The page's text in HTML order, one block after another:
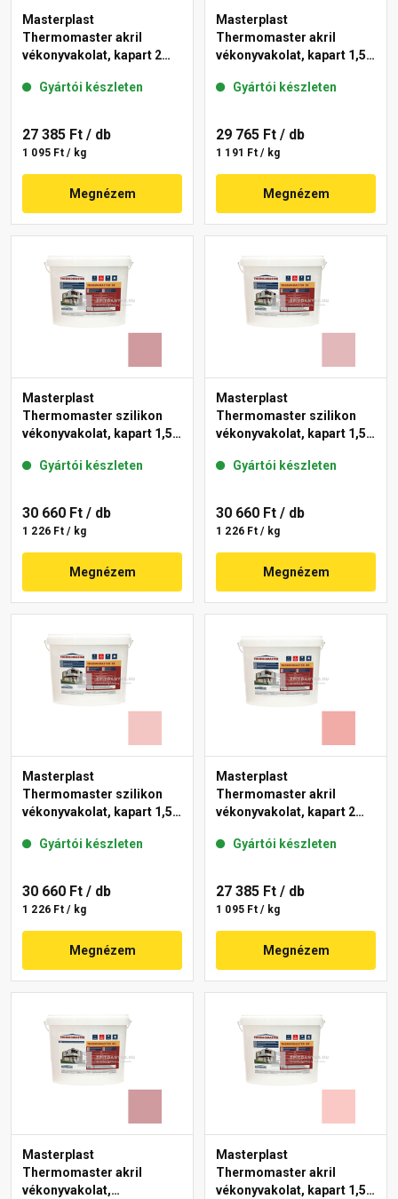
Masterplast
Thermomaster akril
vékonyvakolat, kapart 2
Gyártói készleten
27 385 Ft / db
1 095 Ft / kg
Megnézem
Masterplast
Thermomaster akril
vékonyvakolat, kapart 1,5
Gyártói készleten
29 765 Ft / db
1 191 Ft / kg
Megnézem
Masterplast
Thermomaster szilikon
vékonyvakolat, kapart 1,5
Gyártói készleten
30 660 Ft / db
1 226 Ft / kg
Megnézem
Masterplast
Thermomaster szilikon
vékonyvakolat, kapart 1,5
Gyártói készleten
30 660 Ft / db
1 226 Ft / kg
Megnézem
Masterplast
Thermomaster szilikon
vékonyvakolat, kapart 1,5
Gyártói készleten
30 660 Ft / db
1 226 Ft / kg
Megnézem
Masterplast
Thermomaster akril
vékonyvakolat, kapart 2
Gyártói készleten
27 385 Ft / db
1 095 Ft / kg
Megnézem
Masterplast
Thermomaster akril
vékonyvakolat,
Masterplast
Thermomaster akril
vékonyvakolat, kapart 1,5